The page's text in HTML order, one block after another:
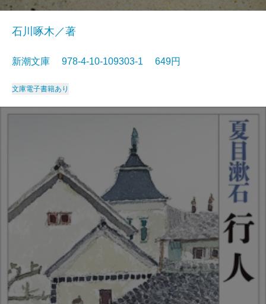
石川啄木／著
新潮文庫 978-4-10-109303-1 649円
文庫電子書籍あり